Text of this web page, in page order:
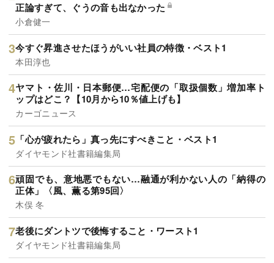
正論すぎて、ぐうの音も出なかった
小倉健一
今すぐ昇進させたほうがいい社員の特徴・ベスト1
本田淳也
ヤマト・佐川・日本郵便…宅配便の「取扱個数」増加率ト
ップはどこ？【10月から10％値上げも】
カーゴニュース
「心が疲れたら」真っ先にすべきこと・ベスト1
ダイヤモンド社書籍編集局
頑固でも、意地悪でもない…融通が利かない人の「納得の
正体」〈風、薫る第95回〉
木俣 冬
老後にダントツで後悔すること・ワースト1
ダイヤモンド社書籍編集局